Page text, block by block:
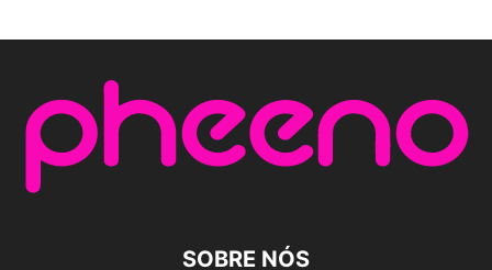
SOBRE NÓS